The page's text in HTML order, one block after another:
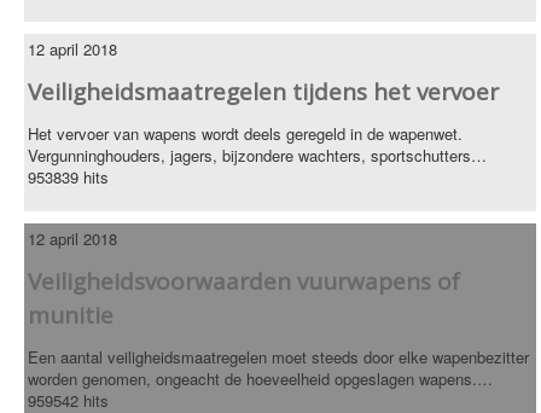
12 april 2018
Veiligheidsmaatregelen tijdens het vervoer
Het vervoer van wapens wordt deels geregeld in de wapenwet.
Vergunninghouders, jagers, bijzondere wachters, sportschutters…
953839 hits
12 april 2018
Veiligheidsvoorwaarden vuurwapens of
munitie
Een aantal veiligheidsmaatregelen moet steeds door elke wapenbezitter
worden genomen, ongeacht de hoeveelheid opgeslagen wapens.…
959542 hits